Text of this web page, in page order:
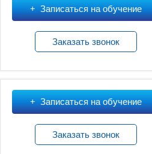
Записаться на обучение
Заказать звонок
Записаться на обучение
Заказать звонок